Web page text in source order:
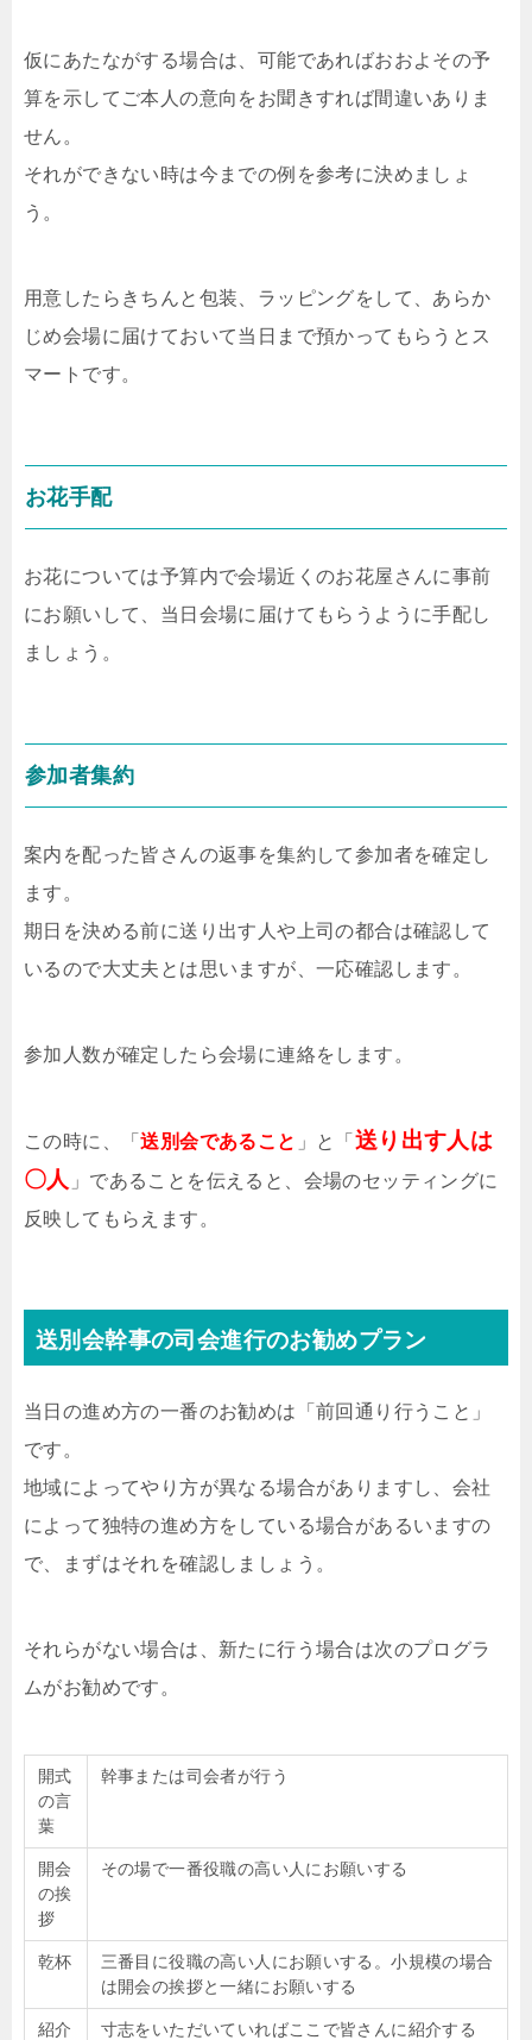
仮にあたながする場合は、可能であればおおよその予
算を示してご本人の意向をお聞きすれば間違いありま
せん。
それができない時は今までの例を参考に決めましょ
う。
用意したらきちんと包装、ラッピングをして、あらか
じめ会場に届けておいて当日まで預かってもらうとス
マートです。
お花手配
お花については予算内で会場近くのお花屋さんに事前
にお願いして、当日会場に届けてもらうように手配し
ましょう。
参加者集約
案内を配った皆さんの返事を集約して参加者を確定し
ます。
期日を決める前に送り出す人や上司の都合は確認して
いるので大丈夫とは思いますが、一応確認します。
参加人数が確定したら会場に連絡をします。
この時に、「送別会であること 」と「 送り出す人は
〇人 」であることを伝えると、会場のセッティングに
反映してもらえます。
送別会幹事の司会進行のお勧めプラン
当日の進め方の一番のお勧めは「前回通り行うこと」
です。
地域によってやり方が異なる場合がありますし、会社
によって独特の進め方をしている場合があるいますの
で、まずはそれを確認しましょう。
それらがない場合は、新たに行う場合は次のプログラ
ムがお勧めです。
開式
の言
葉
幹事または司会者が行う
開会
の挨
拶
その場で一番役職の高い人にお願いする
乾杯
三番目に役職の高い人にお願いする。小規模の場合
は開会の挨拶と一緒にお願いする
紹介 寸志をいただいていればここで皆さんに紹介する